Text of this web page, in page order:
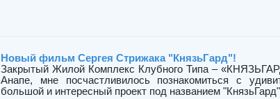
Новый фильм Сергея Стрижака "КнязьГард"!
Закрытый Жилой Комплекс Клубного Типа –
Анапе, мне посчастливилось познакомиться с
большой и интересный проект под названием